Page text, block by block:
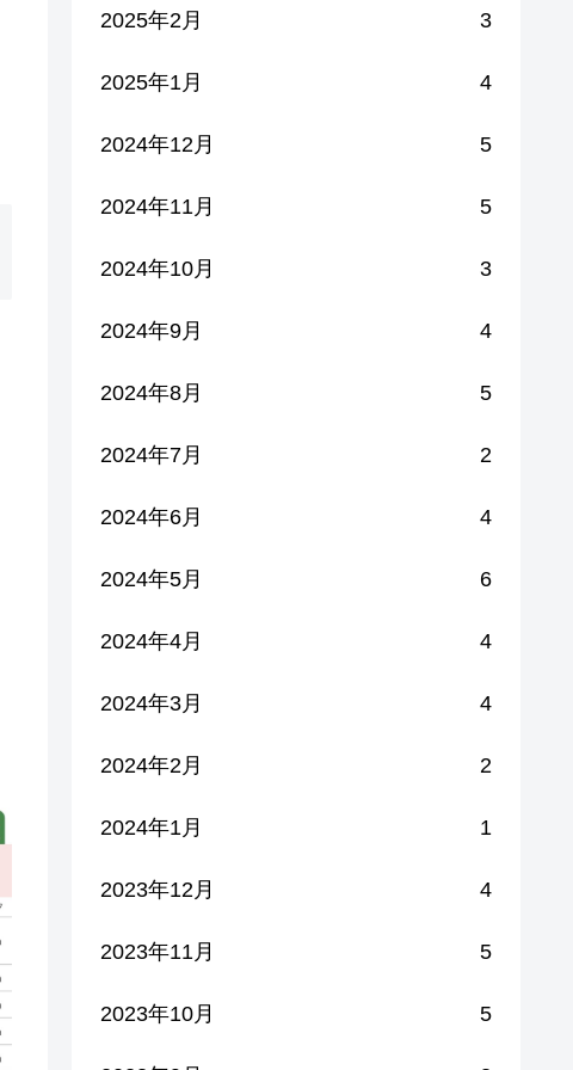
2025年2月 3
2025年1月 4
2024年12月 5
2024年11月 5
2024年10月 3
2024年9月 4
2024年8月 5
2024年7月 2
2024年6月 4
2024年5月 6
2024年4月 4
2024年3月 4
2024年2月 2
2024年1月 1
2023年12月 4
2023年11月 5
2023年10月 5